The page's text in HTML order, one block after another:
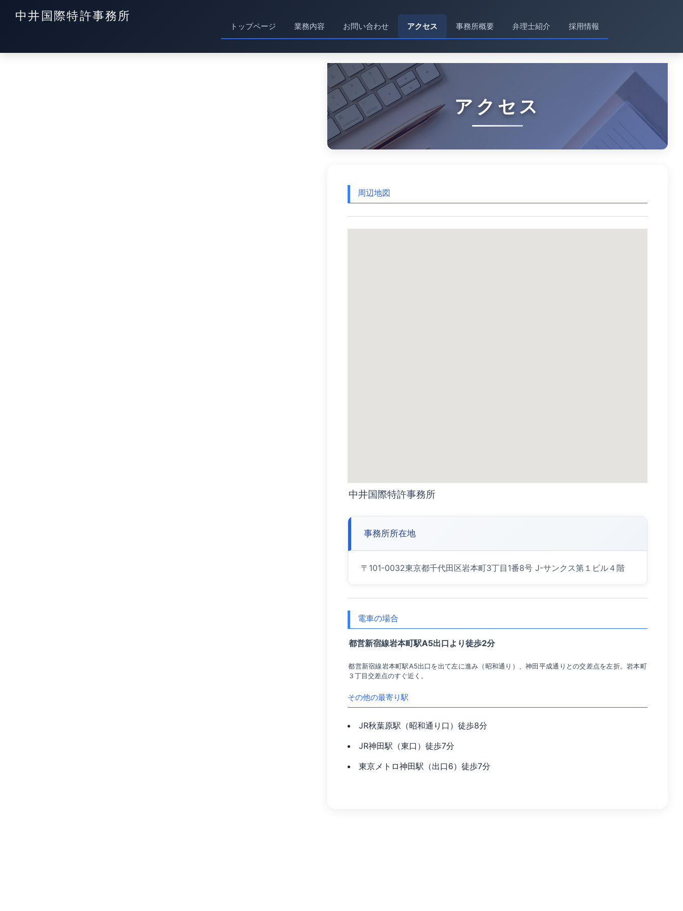
中井国際特許事務所
トップページ 業務内容 お問い合わせ アクセス 事務所概要 弁理士紹介 採用情報
アクセス
周辺地図
中井国際特許事務所
事務所所在地
〒101-0032東京都千代田区岩本町3丁目1番8号 J-サンクス第１ビル４階
電車の場合
都営新宿線岩本町駅A5出口より徒歩2分
都営新宿線岩本町駅A5出口を出て左に進み（昭和通り）、神田平成通りとの交差点を左折。岩本町
３丁目交差点のすぐ近く。
その他の最寄り駅
JR秋葉原駅（昭和通り口）徒歩8分
JR神田駅（東口）徒歩7分
東京メトロ神田駅（出口6）徒歩7分